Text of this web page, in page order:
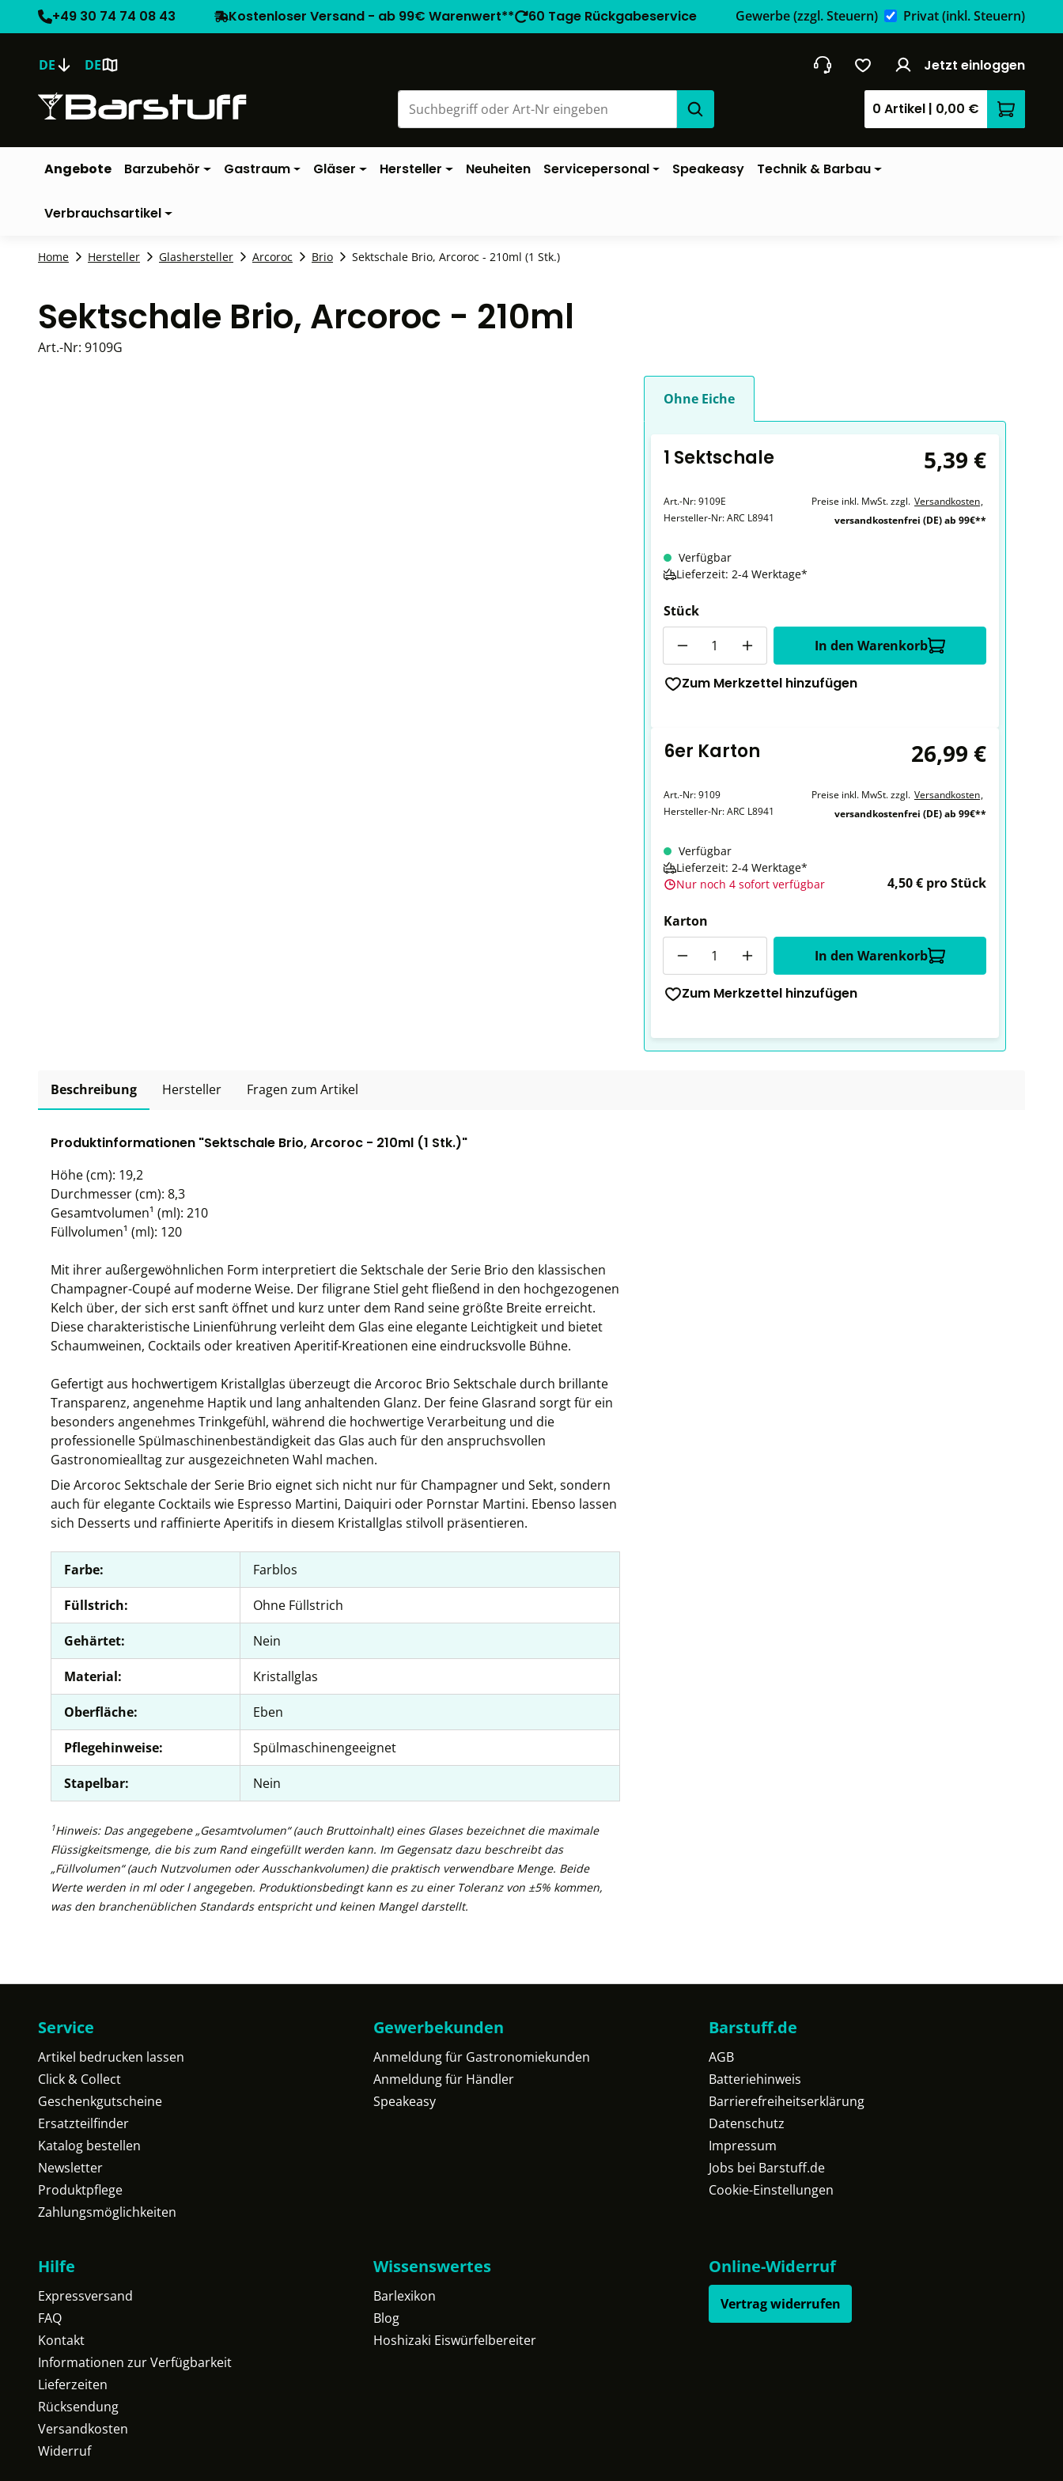
+49 30 74 74 08 43 Kostenloser Versand - ab 99€ Warenwert** 60 Tage Rückgabeservice Gewerbe(zzgl. Steuern) Privat(inkl. Steuern)
DE DE Jetzt einloggen
0 Artikel | 0,00 €
Angebote Barzubehör Gastraum Gläser Hersteller Neuheiten Servicepersonal Speakeasy Technik & Barbau
Verbrauchsartikel
Home Hersteller Glashersteller Arcoroc Brio Sektschale Brio, Arcoroc - 210ml (1 Stk.)
Sektschale Brio, Arcoroc - 210ml
Art.-Nr: 9109G
Ohne Eiche
1 Sektschale 5,39 €
Art.-Nr:9109E
Hersteller-Nr:ARC L8941
Preise inkl. MwSt. zzgl. Versandkosten,
versandkostenfrei (DE) ab 99€**
Verfügbar
Lieferzeit: 2-4 Werktage*
Stück
In den Warenkorb
Zum Merkzettel hinzufügen
6er Karton 26,99 €
Art.-Nr:9109
Hersteller-Nr:ARC L8941
Preise inkl. MwSt. zzgl. Versandkosten,
versandkostenfrei (DE) ab 99€**
Verfügbar
Lieferzeit: 2-4 Werktage*
Nur noch 4 sofort verfügbar
4,50 € pro Stück
Karton
In den Warenkorb
Zum Merkzettel hinzufügen
Beschreibung Hersteller Fragen zum Artikel
Produktinformationen "Sektschale Brio, Arcoroc - 210ml (1 Stk.)"
Höhe (cm): 19,2
Durchmesser (cm): 8,3
Gesamtvolumen¹ (ml): 210
Füllvolumen¹ (ml): 120
Mit ihrer außergewöhnlichen Form interpretiert die Sektschale der Serie Brio den klassischen
Champagner-Coupé auf moderne Weise. Der filigrane Stiel geht fließend in den hochgezogenen
Kelch über, der sich erst sanft öffnet und kurz unter dem Rand seine größte Breite erreicht.
Diese charakteristische Linienführung verleiht dem Glas eine elegante Leichtigkeit und bietet
Schaumweinen, Cocktails oder kreativen Aperitif-Kreationen eine eindrucksvolle Bühne.
Gefertigt aus hochwertigem Kristallglas überzeugt die Arcoroc Brio Sektschale durch brillante
Transparenz, angenehme Haptik und lang anhaltenden Glanz. Der feine Glasrand sorgt für ein
besonders angenehmes Trinkgefühl, während die hochwertige Verarbeitung und die
professionelle Spülmaschinenbeständigkeit das Glas auch für den anspruchsvollen
Gastronomiealltag zur ausgezeichneten Wahl machen.
Die Arcoroc Sektschale der Serie Brio eignet sich nicht nur für Champagner und Sekt, sondern
auch für elegante Cocktails wie Espresso Martini, Daiquiri oder Pornstar Martini. Ebenso lassen
sich Desserts und raffinierte Aperitifs in diesem Kristallglas stilvoll präsentieren.
Farbe: Farblos
Füllstrich: Ohne Füllstrich
Gehärtet: Nein
Material: Kristallglas
Oberfläche: Eben
Pflegehinweise: Spülmaschinengeeignet
Stapelbar: Nein
1Hinweis: Das angegebene „Gesamtvolumen“ (auch Bruttoinhalt) eines Glases bezeichnet die maximale
Flüssigkeitsmenge, die bis zum Rand eingefüllt werden kann. Im Gegensatz dazu beschreibt das
„Füllvolumen“ (auch Nutzvolumen oder Ausschankvolumen) die praktisch verwendbare Menge. Beide
Werte werden in ml oder l angegeben. Produktionsbedingt kann es zu einer Toleranz von ±5% kommen,
was den branchenüblichen Standards entspricht und keinen Mangel darstellt.
Service
Artikel bedrucken lassen
Click & Collect
Geschenkgutscheine
Ersatzteilfinder
Katalog bestellen
Newsletter
Produktpflege
Zahlungsmöglichkeiten
Gewerbekunden
Anmeldung für Gastronomiekunden
Anmeldung für Händler
Speakeasy
Barstuff.de
AGB
Batteriehinweis
Barrierefreiheitserklärung
Datenschutz
Impressum
Jobs bei Barstuff.de
Cookie-Einstellungen
Hilfe
Expressversand
FAQ
Kontakt
Informationen zur Verfügbarkeit
Lieferzeiten
Rücksendung
Versandkosten
Widerruf
Wissenswertes
Barlexikon
Blog
Hoshizaki Eiswürfelbereiter
Online-Widerruf
Vertrag widerrufen